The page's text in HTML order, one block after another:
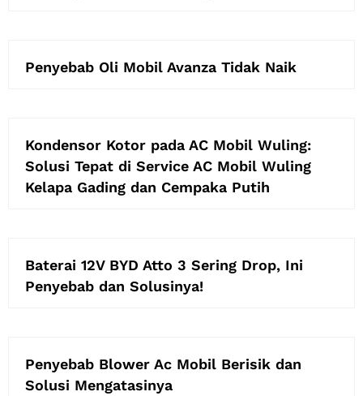
Penyebab Oli Mobil Avanza Tidak Naik
Kondensor Kotor pada AC Mobil Wuling:
Solusi Tepat di Service AC Mobil Wuling
Kelapa Gading dan Cempaka Putih
Baterai 12V BYD Atto 3 Sering Drop, Ini
Penyebab dan Solusinya!
Penyebab Blower Ac Mobil Berisik dan
Solusi Mengatasinya